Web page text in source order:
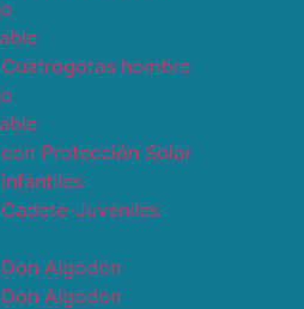
hombre
Protección Solar
Juveniles
Algodón
Algodon